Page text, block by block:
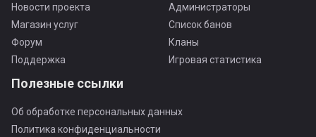
Новости проекта
Магазин услуг
Форум
Поддержка
Администраторы
Список банов
Кланы
Игровая статистика
Полезные ссылки
Об обработке персональных данных
Политика конфиденциальности